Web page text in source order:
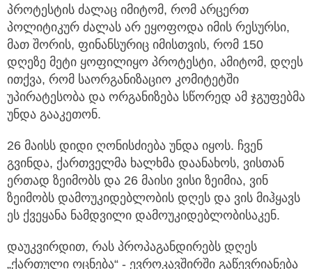
პროტესტის ძალაც იმიტომ, რომ არცერთ
პოლიტიკურ ძალას არ ეყოფოდა იმის რესურსი,
მათ შორის, ფინანსურიც იმისთვის, რომ 150
დღეზე მეტი ყოფილიყო პროტესტი, ამიტომ, დღეს
ითქვა, რომ საორგანიზაციო კომიტეტში
უპირატესობა და ორგანიზება სწორედ ამ ჯგუფებმა
უნდა გააკეთონ.
26 მაისს დიდი ღონისძიება უნდა იყოს. ჩვენ
გვინდა, ქართველმა ხალხმა დაანახოს, ვისთან
ერთად ზეიმობს და 26 მაისი ვისი ზეიმია, ვინ
ზეიმობს დამოუკიდებლობის დღეს და ვის მიჰყავს
ეს ქვეყანა ნამდვილი დამოუკიდებლობისაკენ.
დაუკვირდით, რას პროპაგანდირებს დღეს
„ქართული ოცნება“ - ევროკავშირში გაწევრიანება